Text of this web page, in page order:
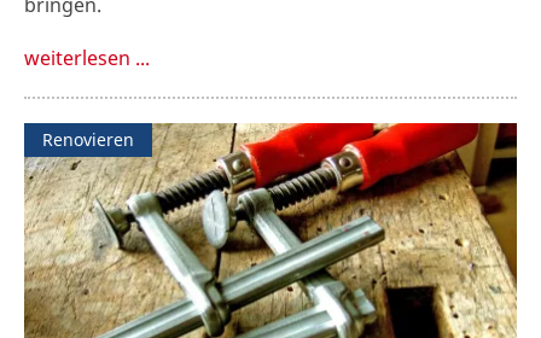
weiterlesen ...
Renovieren